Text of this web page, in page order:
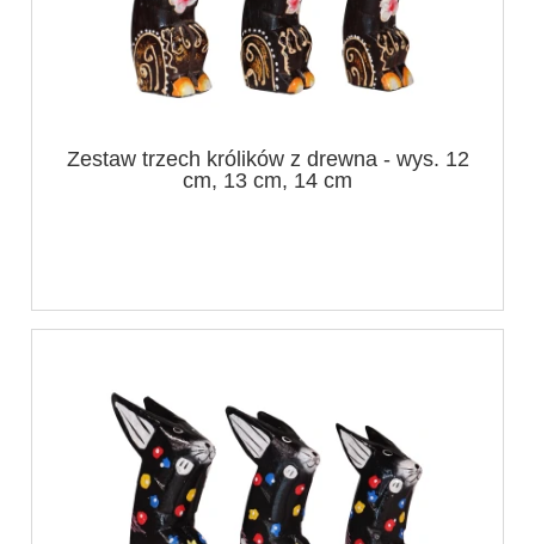
Zestaw trzech królików z drewna - wys. 12
cm, 13 cm, 14 cm